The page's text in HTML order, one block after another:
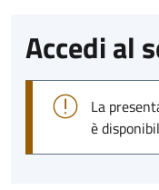
Accedi al
La
è